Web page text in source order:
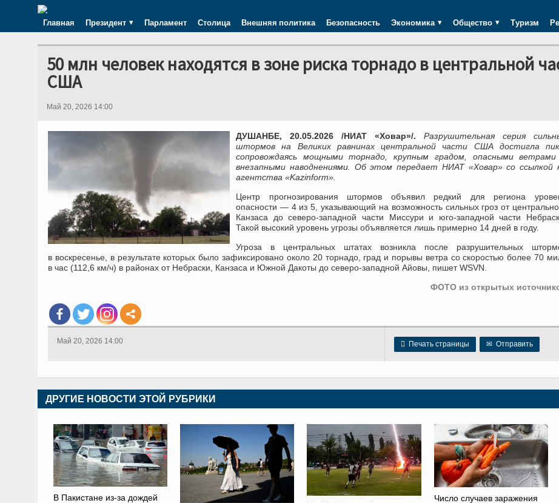
Главная Президент Парламент Столица Внешняя политика Безопасность Экономика Общество Туризм
50 млн человек находятся в зоне риска торнадо в центральной
США
Май 20, 2026 14:00
ДУШАНБЕ, 20.05.2026 /НИАТ «Ховар»/.
Разрушительная серия
штормов на Великих равнинах центральной части США достигла
сопровождаясь мощными торнадо, крупным градом, опасными
внезапными наводнениями. Об этом передает НИАТ «Ховар» со ссылкой
агентства «Kazinform».
Центр прогнозирования штормов объявил редкий для региона
опасности — 4 из 5, указывающий на возможность сильных гроз от
Канзаса до северо-западной части Миссури и юго-западной части
Такой высокий уровень угрозы объявляется лишь примерно 14 дней в году.
Угроза в центральных штатах возникла после разрушительных
в воскресенье, в результате которых было зафиксировано около 20 торнадо, град и порывы ветра со скоростью более 70
в час (112,6 км/ч) в районах от Небраски, Канзаса и Южной Дакоты до северо-западной Айовы, пишет WSVN.
ФОТО из открытых
 Печать страницы ✉ Отправить
Май 20, 2026 14:00
ДРУГИЕ НОВОСТИ ЭТОЙ РУБРИКИ
В Пакистане из-за дождей
Число случаев заражения